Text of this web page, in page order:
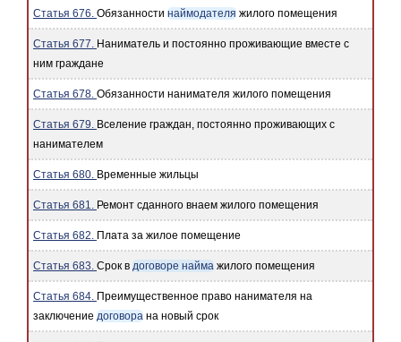
Статья 676. Обязанности наймодателя жилого помещения
Статья 677. Наниматель и постоянно проживающие вместе с
ним граждане
Статья 678. Обязанности нанимателя жилого помещения
Статья 679. Вселение граждан, постоянно проживающих с
нанимателем
Статья 680. Временные жильцы
Статья 681. Ремонт сданного внаем жилого помещения
Статья 682. Плата за жилое помещение
Статья 683. Срок в договоре найма жилого помещения
Статья 684. Преимущественное право нанимателя на
заключение договора на новый срок